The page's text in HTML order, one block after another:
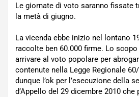
Le giornate di voto saranno fissate
la metà di giugno.
La vicenda ebbe inizio nel lontano
raccolte ben 60.000 firme. Lo
arrivare al voto popolare per
contenute nella Legge Regionale
dunque l’ok per l’esecuzione della
d’Appello del 29 dicembre 2010 che